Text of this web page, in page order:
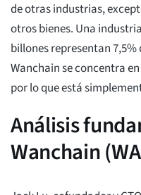
de otras industrias,
otros bienes. Una
billones representan 7,5%
Wanchain se concentra
por lo que está
Análisis
Wanchain